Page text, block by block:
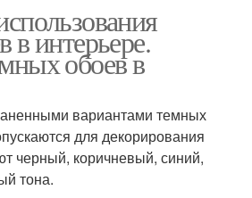
в интерьере.
обоев в
вариантами темных
для декорирования
черный, коричневый, синий,
тона.